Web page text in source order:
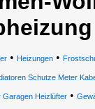
• Heizungen •
Schutze Meter
Garagen Heizlüfter •